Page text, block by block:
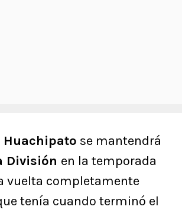
Huachipato se mantendrá
División en la temporada
vuelta completamente
tenía cuando terminó el